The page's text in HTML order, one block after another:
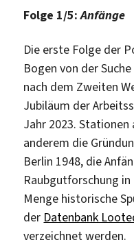
Folge 1/5:Anfänge
Die erste Folge der
Bogen von der
nach dem Zweiten
Jubiläum der
Jahr 2023.
anderem die
Berlin 1948, die
Raubgutforschung
Menge historische
der Datenbank
verzeichnet werden.